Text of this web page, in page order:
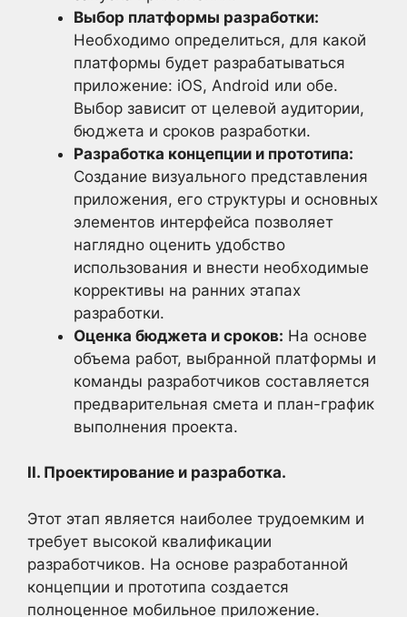
Выбор платформы разработки:
Необходимо определиться, для какой
платформы будет разрабатываться
приложение: iOS, Android или обе.
Выбор зависит от целевой аудитории,
бюджета и сроков разработки.
Разработка концепции и прототипа:
Создание визуального представления
приложения, его структуры и основных
элементов интерфейса позволяет
наглядно оценить удобство
использования и внести необходимые
коррективы на ранних этапах
разработки.
Оценка бюджета и сроков: На основе
объема работ, выбранной платформы и
команды разработчиков составляется
предварительная смета и план-график
выполнения проекта.
II. Проектирование и разработка.
Этот этап является наиболее трудоемким и
требует высокой квалификации
разработчиков. На основе разработанной
концепции и прототипа создается
полноценное мобильное приложение.